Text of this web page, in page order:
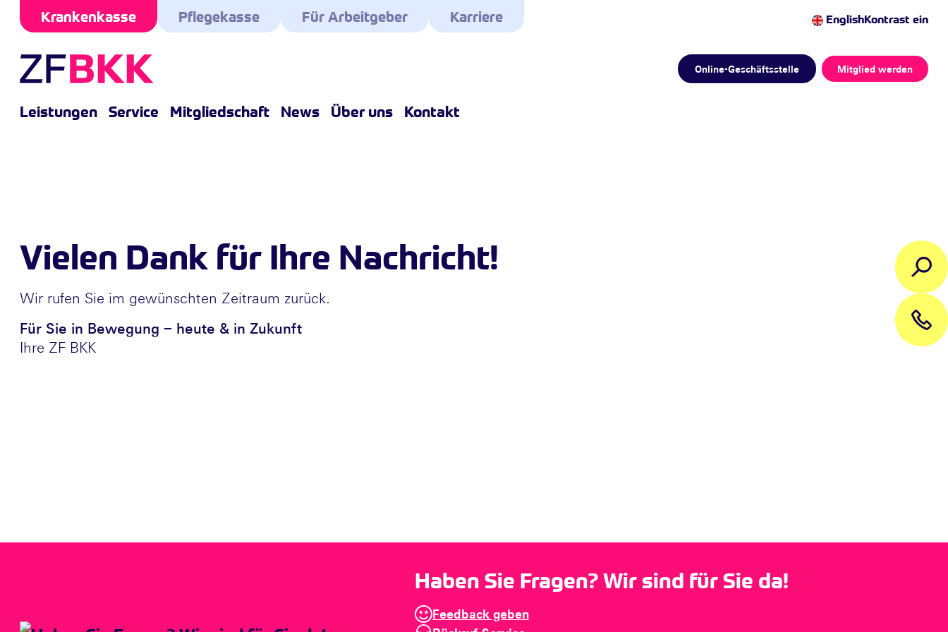
Skip to the content
Krankenkasse Pflegekasse Für Arbeitgeber Karriere EnglishKontrast ein
Online-Geschäftsstelle Mitglied werden
Leistungen Service Mitgliedschaft News Über uns Kontakt
Vielen Dank für Ihre Nachricht!
Wir rufen Sie im gewünschten Zeitraum zurück.
Für Sie in Bewegung – heute & in Zukunft
Ihre ZF BKK
Haben Sie Fragen? Wir sind für Sie da!
Feedback geben